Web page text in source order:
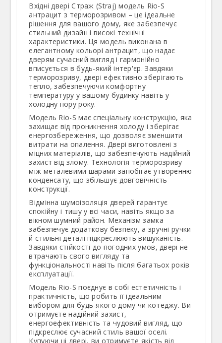
Вхідні двері Страж (Straj) модель Rio-S
антрацит з терморозривом – це ідеальне
рішення для вашого дому, яке забезпечує
стильний дизайн і високі технічні
характеристики. Ця модель виконана в
елегантному кольорі антрацит, що надає
дверям сучасний вигляд і гармонійно
вписується в будь-який інтер'єр. Завдяки
терморозриву, двері ефективно зберігають
тепло, забезпечуючи комфортну
температуру у вашому будинку навіть у
холодну пору року.
Модель Rio-S має спеціальну конструкцію, яка
захищає від проникнення холоду і зберігає
енергозбереження, що дозволяє зменшити
витрати на опалення. Двері виготовлені з
міцних матеріалів, що забезпечують надійний
захист від злому. Технологія терморозриву
між металевими шарами запобігає утворенню
конденсату, що збільшує довговічність
конструкції.
Відмінна шумоізоляція дверей гарантує
спокійну і тишу у всі часи, навіть якщо за
вікном шумний район. Механізм замка
забезпечує додаткову безпеку, а зручні ручки
й стильні деталі підкреслюють вишуканість.
Завдяки стійкості до погодних умов, двері не
втрачають свого вигляду та
функціональності навіть після багатьох років
експлуатації.
Модель Rio-S поєднує в собі естетичність і
практичність, що робить її ідеальним
вибором для будь-якого дому чи котеджу. Ви
отримуєте надійний захист,
енергоефективність та чудовий вигляд, що
підкреслює сучасний стиль вашої оселі.
Купуючи ці двері, ви отримуєте якість від